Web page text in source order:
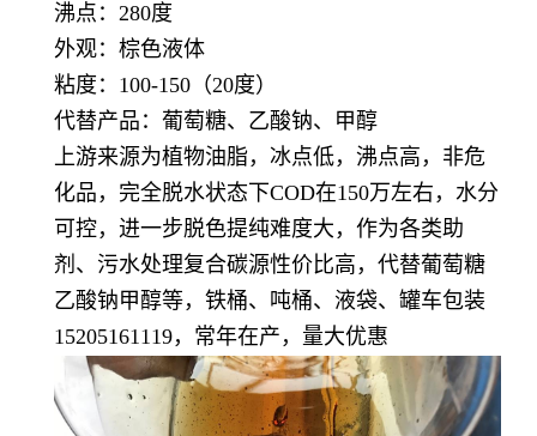
沸点：280度
外观：棕色液体
粘度：100-150（20度）
代替产品：葡萄糖、乙酸钠、甲醇
上游来源为植物油脂，冰点低，沸点高，非危
化品，完全脱水状态下COD在150万左右，水分
可控，进一步脱色提纯难度大，作为各类助
剂、污水处理复合碳源性价比高，代替葡萄糖
乙酸钠甲醇等，铁桶、吨桶、液袋、罐车包装
15205161119，常年在产，量大优惠